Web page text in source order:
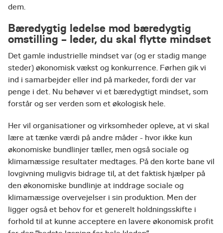
dem.
Bæredygtig ledelse mod bæredygtig
omstilling – leder, du skal flytte mindset
Det gamle industrielle mindset var (og er stadig mange
steder) økonomisk vækst og konkurrence. Førhen gik vi
ind i samarbejder eller ind på markeder, fordi der var
penge i det. Nu behøver vi et bæredygtigt mindset, som
forstår og ser verden som et økologisk hele.
Her vil organisationer og virksomheder opleve, at vi skal
lære at tænke værdi på andre måder - hvor ikke kun
økonomiske bundlinjer tæller, men også sociale og
klimamæssige resultater medtages. På den korte bane vil
lovgivning muligvis bidrage til, at det faktisk hjælper på
den økonomiske bundlinje at inddrage sociale og
klimamæssige overvejelser i sin produktion. Men der
ligger også et behov for et generelt holdningsskifte i
forhold til at kunne acceptere en lavere økonomisk profit